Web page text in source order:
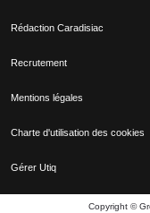
Rédaction Caradisiac
Recrutement
Mentions légales
Charte d'utilisation des cookies
Gérer Utiq
Copyright ©